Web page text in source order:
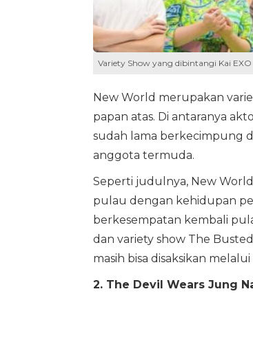
Variety Show yang dibintangi Kai EXO
New World merupakan
papan atas. Di antaranya
sudah lama berkecimpung
anggota termuda.
Seperti judulnya, New
pulau dengan kehidupan
berkesempatan kembali
dan variety show The
masih bisa disaksikan
2. The Devil Wears Jung